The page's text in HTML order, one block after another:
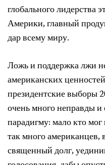
глобального лидерства
Америки, главный
дар всему миру.
Ложь и поддержка лжи
американских
президентские выборы
очень много неправды
парадигму: мало кто
так много
священный долг,